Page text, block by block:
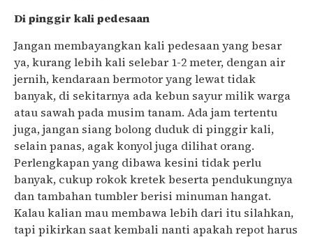
Di pinggir kali pedesaan
Jangan membayangkan kali pedesaan yang besar
ya, kurang lebih kali selebar 1-2 meter, dengan air
jernih, kendaraan bermotor yang lewat tidak
banyak, di sekitarnya ada kebun sayur milik warga
atau sawah pada musim tanam. Ada jam tertentu
juga, jangan siang bolong duduk di pinggir kali,
selain panas, agak konyol juga dilihat orang.
Perlengkapan yang dibawa kesini tidak perlu
banyak, cukup rokok kretek beserta pendukungnya
dan tambahan tumbler berisi minuman hangat.
Kalau kalian mau membawa lebih dari itu silahkan,
tapi pikirkan saat kembali nanti apakah repot harus